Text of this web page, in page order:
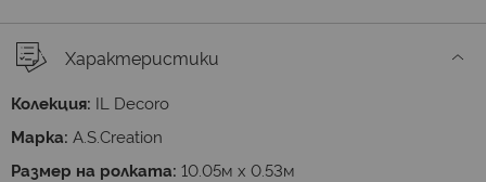
Характеристики
Колекция: IL Decoro
Марка: A.S.Creation
Размер на ролката: 10.05м х 0.53м